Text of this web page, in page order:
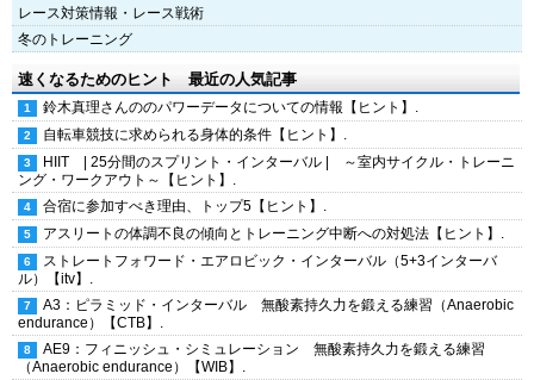
レース対策情報・レース戦術
冬のトレーニング
速くなるためのヒント 最近の人気記事
鈴木真理さんののパワーデータについての情報【ヒント】.
自転車競技に求められる身体的条件【ヒント】.
HIIT | 25分間のスプリント・インターバル | ～室内サイクル・トレーニ
ング・ワークアウト～【ヒント】.
合宿に参加すべき理由、トップ5【ヒント】.
アスリートの体調不良の傾向とトレーニング中断への対処法【ヒント】.
ストレートフォワード・エアロビック・インターバル（5+3インターバ
ル）【itv】.
A3：ピラミッド・インターバル 無酸素持久力を鍛える練習（Anaerobic
endurance）【CTB】.
AE9：フィニッシュ・シミュレーション 無酸素持久力を鍛える練習
（Anaerobic endurance）【WIB】.